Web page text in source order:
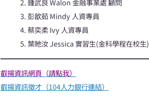
2. 鍾武良 Walon 金融事業處 顧問
3. 彭歆茹 Mindy 人資專員
4. 蔡奕柔 Ivy 人資專員
5. 葉貤汝 Jessica 實習生(金科學程在校生)
叡揚資訊網頁（請點我）
叡揚資訊徵才（104人力銀行連結）